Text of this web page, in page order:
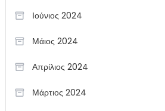
Ιούνιος 2024
Μάιος 2024
Απρίλιος 2024
Μάρτιος 2024